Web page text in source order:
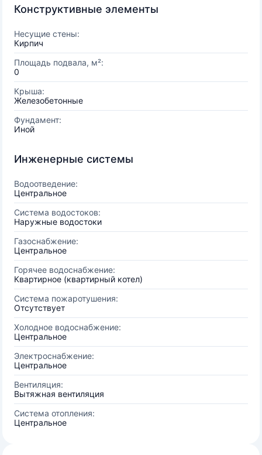
Конструктивные элементы
Несущие стены:
Кирпич
Площадь подвала, м²:
0
Крыша:
Железобетонные
Фундамент:
Иной
Инженерные системы
Водоотведение:
Центральное
Система водостоков:
Наружные водостоки
Газоснабжение:
Центральное
Горячее водоснабжение:
Квартирное (квартирный котел)
Система пожаротушения:
Отсутствует
Холодное водоснабжение:
Центральное
Электроснабжение:
Центральное
Вентиляция:
Вытяжная вентиляция
Система отопления:
Центральное